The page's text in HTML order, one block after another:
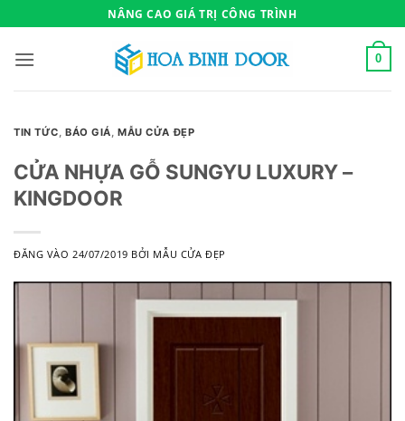
qua
nội
NÂNG CAO GIÁ TRỊ CÔNG TRÌNH
0
TIN TỨC,BÁO GIÁ,MẪU CỬA ĐẸP
CỬA NHỰA GỖ SUNGYU LUXURY –
KINGDOOR
ĐĂNG VÀO 24/07/2019 BỞI MẪU CỬA ĐẸP